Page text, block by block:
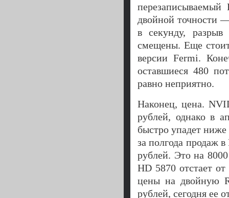
двойной точности
в секунду,
смещены. Еще
версии Fermi.
оставшиеся 480
равно неприятно.
Наконец, цена.
рублей, однако в
быстро упадет
за полгода продаж
рублей. Это на
HD 5870 отстает
цены на двойную
рублей, сегодня ее